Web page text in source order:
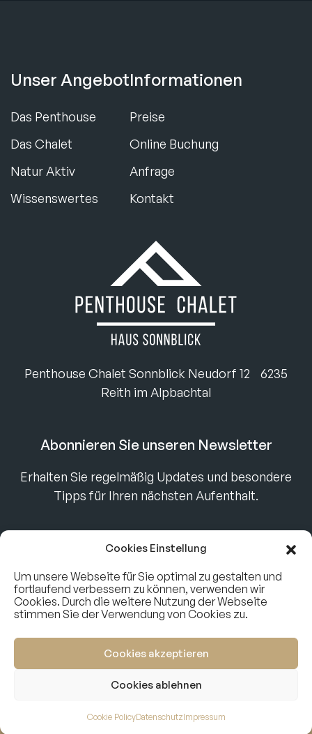
Cookies Einstellung
Um unsere Webseite für Sie optimal zu gestalten und
fortlaufend verbessern zu können, verwenden wir
Cookies. Durch die weitere Nutzung der Webseite
stimmen Sie der Verwendung von Cookies zu.
Cookies akzeptieren
Cookies ablehnen
Cookie PolicyDatenschutzImpressum
Unser Angebot
Das Penthouse
Das Chalet
Natur Aktiv
Wissenswertes
Informationen
Preise
Online Buchung
Anfrage
Kontakt
Penthouse Chalet Sonnblick Neudorf 12
6235
Reith im Alpbachtal
Abonnieren Sie unseren Newsletter
Erhalten Sie regelmäßig Updates und besondere
Tipps für Ihren nächsten Aufenthalt.
© 2026 Penthouse Chalet
InstagramFacebook ImpressumDatenschutz